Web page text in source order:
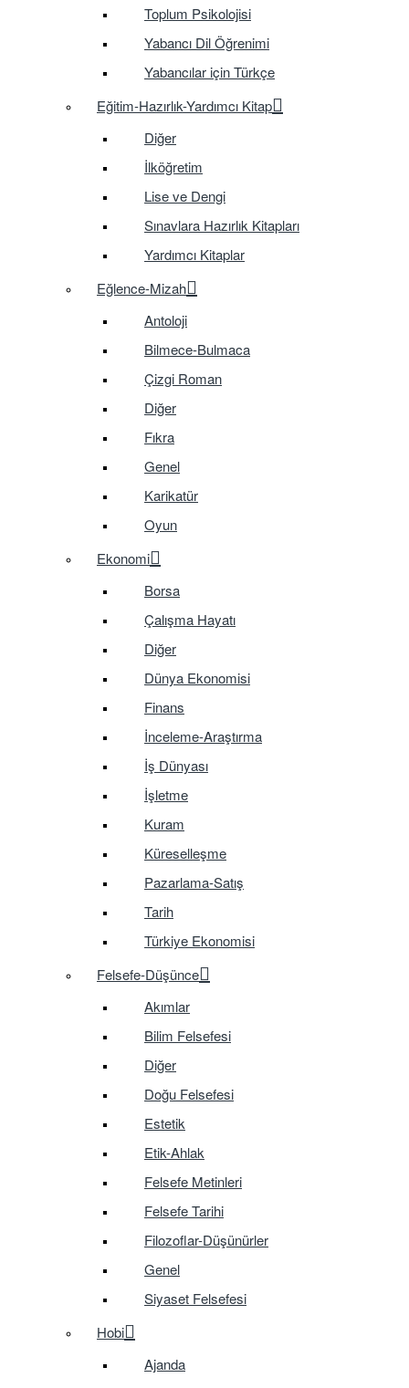
Toplum Psikolojisi
Yabancı Dil Öğrenimi
Yabancılar için Türkçe
Eğitim-Hazırlık-Yardımcı Kitap
Diğer
İlköğretim
Lise ve Dengi
Sınavlara Hazırlık Kitapları
Yardımcı Kitaplar
Eğlence-Mizah
Antoloji
Bilmece-Bulmaca
Çizgi Roman
Diğer
Fıkra
Genel
Karikatür
Oyun
Ekonomi
Borsa
Çalışma Hayatı
Diğer
Dünya Ekonomisi
Finans
İnceleme-Araştırma
İş Dünyası
İşletme
Kuram
Küreselleşme
Pazarlama-Satış
Tarih
Türkiye Ekonomisi
Felsefe-Düşünce
Akımlar
Bilim Felsefesi
Diğer
Doğu Felsefesi
Estetik
Etik-Ahlak
Felsefe Metinleri
Felsefe Tarihi
Filozoflar-Düşünürler
Genel
Siyaset Felsefesi
Hobi
Ajanda